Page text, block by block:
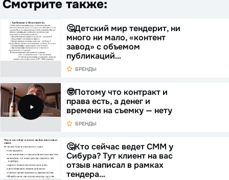
Смотрите также:
🤔Детский мир тендерит, ни
много ни мало, «контент
завод» с объемом
публикаций…
БРЕНДЫ
🤓Потому что контракт и
права есть, а денег и
времени на съемку — нету
БРЕНДЫ
🤔Кто сейчас ведет СММ у
Сибура? Тут клиент на вас
отзыв написал в рамках
тендера…